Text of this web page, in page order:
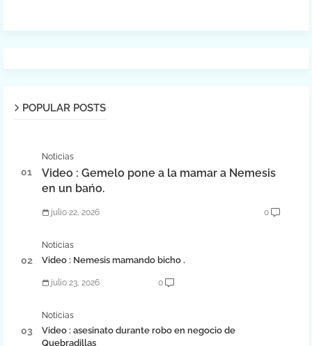
POPULAR POSTS
Noticias
Video : Gemelo pone a la mamar a Nemesis
en un bańo.
julio 22, 2026 0
Noticias
Video : Nemesis mamando bicho .
julio 23, 2026 0
Noticias
Video : asesinato durante robo en negocio de
Quebradillas